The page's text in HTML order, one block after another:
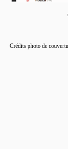
Crédits photo de